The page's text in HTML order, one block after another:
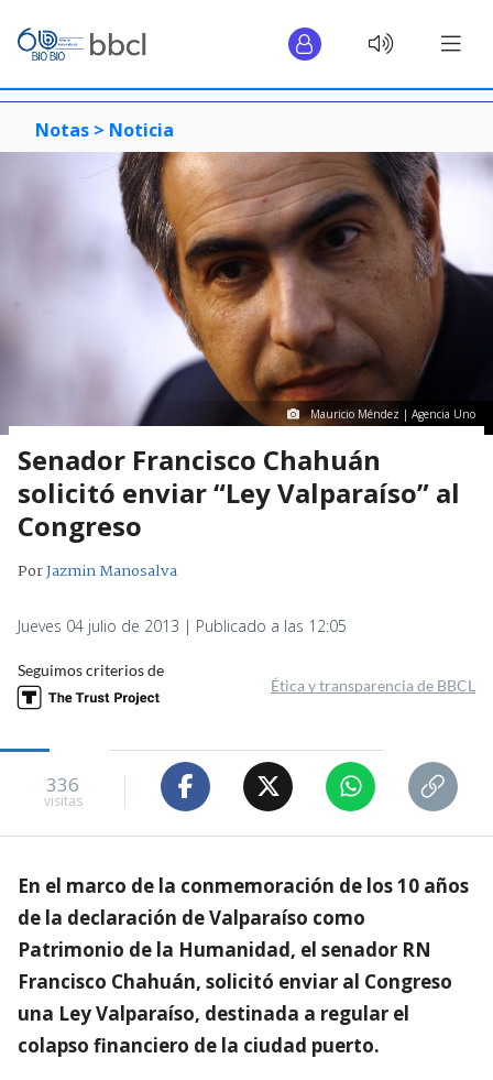
Notas > Noticia
Mauricio Méndez | Agencia Uno
Senador Francisco Chahuán
solicitó enviar “Ley Valparaíso” al
Congreso
PorJazmin Manosalva
Jueves 04 julio de 2013 | Publicado a las 12:05
Seguimos criterios de
Ética y transparencia de BBCL
336
visitas
En el marco de la conmemoración de los 10 años
de la declaración de Valparaíso como
Patrimonio de la Humanidad, el senador RN
Francisco Chahuán, solicitó enviar al Congreso
una Ley Valparaíso, destinada a regular el
colapso financiero de la ciudad puerto.